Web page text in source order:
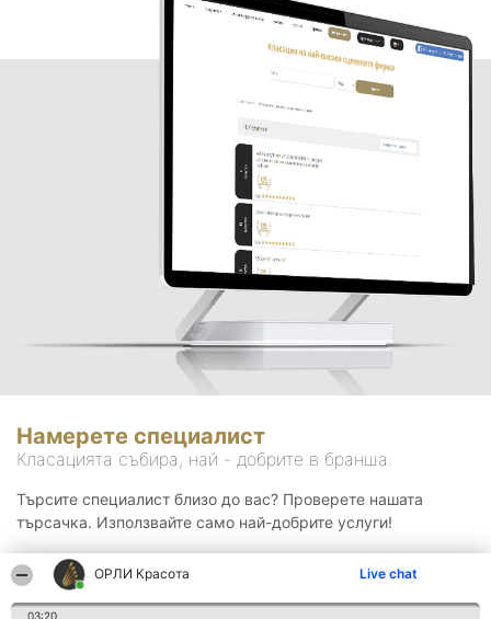
ОРЛИ Красота Live chat
03:20
Намерете специалист
Класацията събира, най - добрите в бранша.
Търсите специалист близо до вас? Проверете нашата
търсачка. Използвайте само най-добрите услуги!